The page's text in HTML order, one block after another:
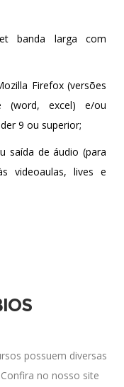
banda larga com
Firefox (versões
(word, excel) e/ou
9 ou superior;
saída de áudio (para
videoaulas, lives e
possuem diversas
no nosso site